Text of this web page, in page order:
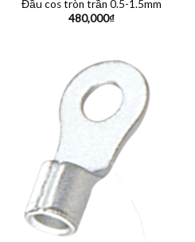
Đầu cos tròn trần 0.5-1.5mm
480,000₫